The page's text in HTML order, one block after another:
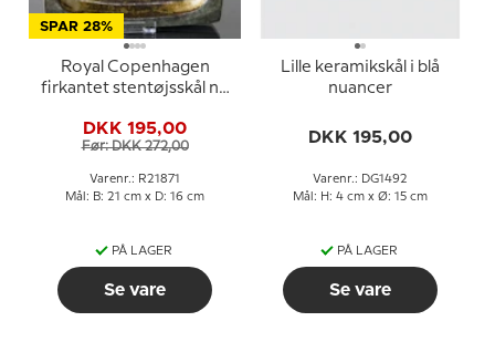
SPAR 28%
Royal Copenhagen
firkantet stentøjsskål nr.
DKK 195,00
Før: DKK 272,00
Varenr.: R21871
Mål: B: 21 cm x D: 16 cm
PÅ LAGER
Se vare
Lille keramikskål i blå
nuancer
DKK 195,00
Varenr.: DG1492
Mål: H: 4 cm x Ø: 15 cm
PÅ LAGER
Se vare